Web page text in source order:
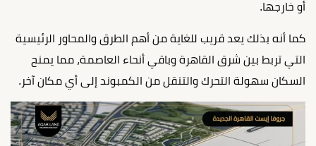
أو خارجها.
كما أنه بذلك يعد قريب للغاية من أهم الطرق والمحاور الرئيسية
التي تربط بين شرق القاهرة وباقي أنحاء العاصمة، مما يمنح
السكان سهولة التحرك والتنقل من الكمبوند إلى أي مكان آخر.